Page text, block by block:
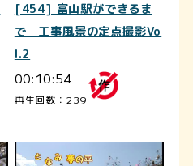
[454] 富山駅ができるま
で 工事風景の定点撮影Vo
l.2
00:10:54
再生回数：239